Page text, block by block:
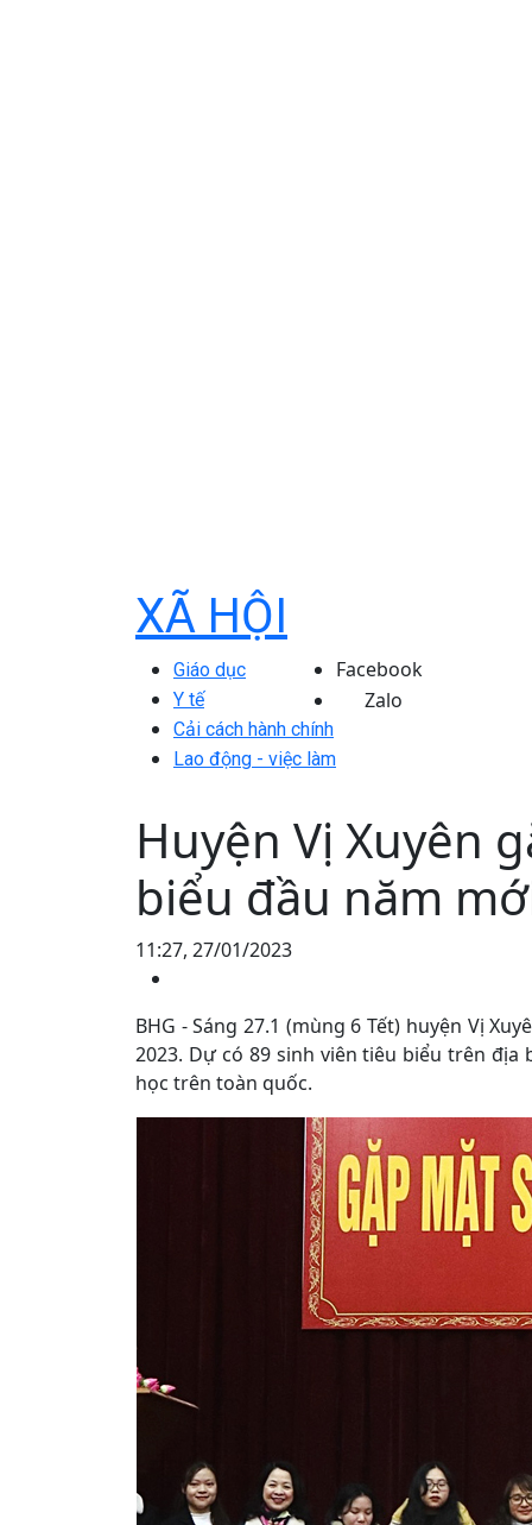
XÃ HỘI
Giáo dục
Y tế
Cải cách hành chính
Lao động - việc làm
Facebook
Zalo
Huyện Vị Xuyên
biểu đầu năm
11:27, 27/01/2023
BHG - Sáng 27.1 (mùng 6 Tết) huyện Vị
2023. Dự có 89 sinh viên tiêu biểu trên
học trên toàn quốc.